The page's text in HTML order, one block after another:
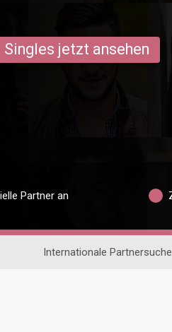
Singles jetzt ansehen
Partner an
Internationale Partnersuche